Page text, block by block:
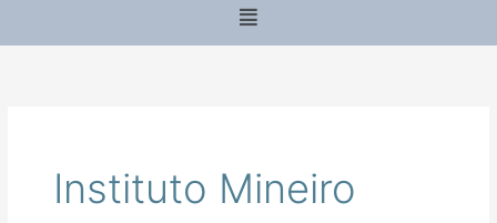
Menu
Instituto Mineiro